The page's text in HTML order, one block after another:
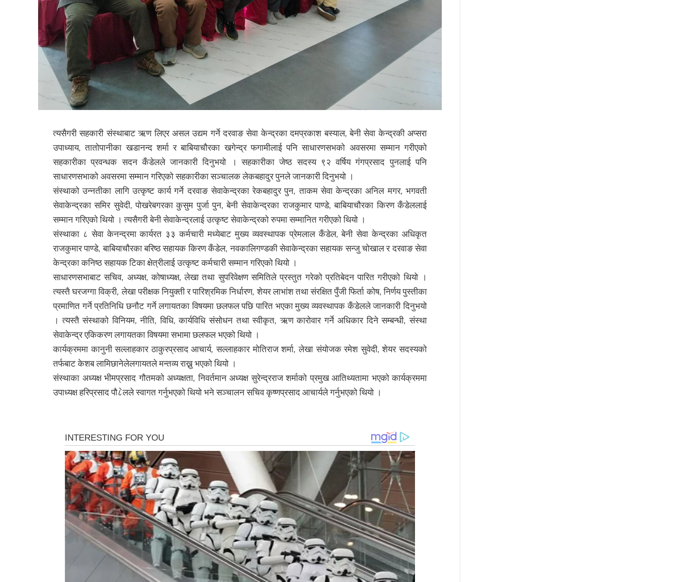
त्यसैगरी सहकारी संस्थाबाट ऋण लिएर असल उद्यम गर्ने दरवाङ सेवा केन्द्रका दमप्रकाश बस्याल, बेनी सेवा केन्द्रकी अप्सरा
उपाध्याय, तातोपानीका खडानन्द शर्मा र बाबियाचौरका खगेन्द्र फगामीलाई पनि साधारणसभको अवसरमा सम्मान गरीएको
सहकारीका प्रवन्धक सदन कँडेलले जानकारी दिनुभयो । सहकारीका जेष्ठ सदस्य ९२ वर्षिय गंगप्रसाद पुनलाई पनि
साधारणसभाको अवसरमा सम्मान गरिएको सहकारीका सञ्चालक लेकबहादुर पुनले जानकारी दिनुभयो ।
संस्थाको उन्नतीका लागि उत्कृष्ट कार्य गर्ने दरवाङ सेवाकेन्द्रका रेकबहादुर पुन, ताकम सेवा केन्द्रका अनिल मगर, भगवती
सेवाकेन्द्रका समिर सुवेदी, पोखरेबगरका कुसुम पुर्जा पुन, बेनी सेवाकेन्द्रका राजकुमार पाण्डे, बाबियाचौरका किरण कँडेललाई
सम्मान गरिएको थियो । त्यसैगरी बेनी सेवाकेन्द्रलाई उत्कृष्ट सेवाकेन्द्रको रुपमा सम्मानित गरीएको थियो ।
संस्थाका ८ सेवा केनन्द्रमा कार्यरत ३३ कर्मचारी मध्येबाट मुख्य व्यवस्थापक प्रेमलाल कँडेल, बेनी सेवा केन्द्रका अधिकृत
राजकुमार पाण्डे, बाबियाचौरका बरिष्ठ सहायक किरण कँडेल, नवकालिगण्डकी सेवाकेन्द्रका सहायक सन्जु चोखाल र दरवाङ सेवा
केन्द्रका कनिष्ठ सहायक टिका क्षेत्रीलाई उत्कृष्ट कर्मचारी सम्मान गरिएको थियो ।
साधारणसभाबाट सचिव, अध्यक्ष, कोषाध्यक्ष, लेखा तथा सुपरिवेक्षण समितिले प्रस्तुत गरेको प्रतिबेदन पारित गरीएको थियो ।
त्यस्तै घरजग्गा विक्री, लेखा परीक्षक नियुक्ती र पारिश्रमिक निर्धारण, शेयर लाभांश तथा संरक्षित पुँजी फिर्ता कोष, निर्णय पुस्तीका
प्रमाणित गर्ने प्रतिनिधि छनौट गर्ने लगायतका विषयमा छलफल पछि पारित भएका मुख्य व्यवस्थापक कँडेलले जानकारी दिनुभयो
। त्यस्तै संस्थाको विनियम, नीति, विधि, कार्यविधि संसोधन तथा स्वीकृत, ऋण कारोवार गर्ने अधिकार दिने सम्बन्धी, संस्था
सेवाकेन्द्र एकिकरण लगायतका विषयमा सभामा छलफल भएको थियो ।
कार्यक्रममा कानुनी सल्लाहकार ठाकुरप्रसाद आचार्य, सल्लाहकार मोतिराज शर्मा, लेखा संयोजक रमेश सुवेदी, शेयर सदस्यको
तर्फबाट केशब लामिछानेलेलगायतले मन्तव्य राख्नु भएको थियो ।
संस्थाका अध्यक्ष भीमप्रसाद गौतमको अध्यक्षता, निवर्तमान अध्यक्ष सुरेन्द्रराज शर्माको प्रमुख आतिथ्यतामा भएको कार्यक्रममा
उपाध्यक्ष हरिप्रसाद पौ८ेलले स्वागत गर्नुभएको थियो भने सञ्चालन सचिव कृष्णप्रसाद आचार्यले गर्नुभएको थियो ।